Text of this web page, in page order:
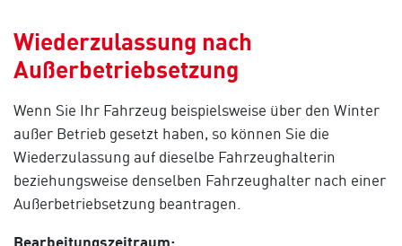
Wiederzulassung nach
Außerbetriebsetzung
Wenn Sie Ihr Fahrzeug beispielsweise über den Winter
außer Betrieb gesetzt haben, so können Sie die
Wiederzulassung auf dieselbe Fahrzeughalterin
beziehungsweise denselben Fahrzeughalter nach einer
Außerbetriebsetzung beantragen.
Bearbeitungszeitraum: